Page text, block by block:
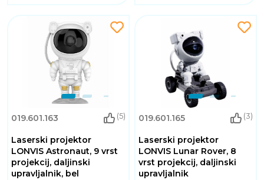
019.601.163 (5)
Laserski projektor
LONVIS Astronaut, 9 vrst
projekcij, daljinski
upravljalnik, bel
019.601.165 (3)
Laserski projektor
LONVIS Lunar Rover, 8
vrst projekcij, daljinski
upravljalnik